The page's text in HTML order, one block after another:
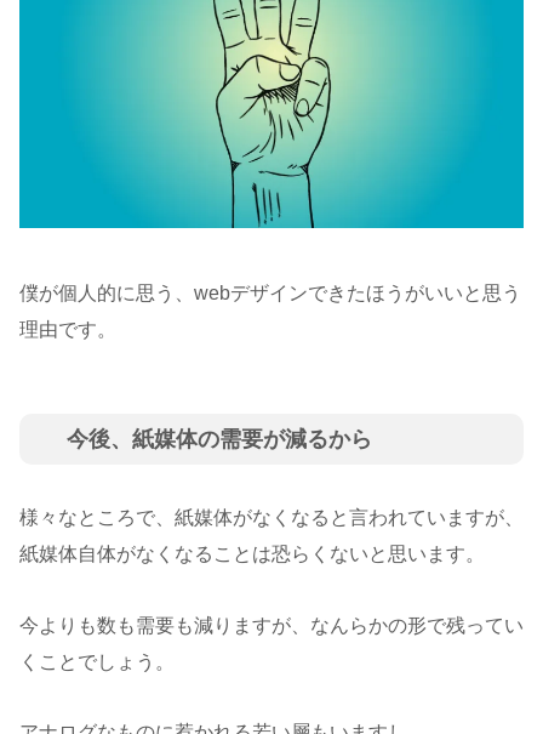
僕が個人的に思う、webデザインできたほうがいいと思う
理由です。
今後、紙媒体の需要が減るから
様々なところで、紙媒体がなくなると言われていますが、
紙媒体自体がなくなることは恐らくないと思います。
今よりも数も需要も減りますが、なんらかの形で残ってい
くことでしょう。